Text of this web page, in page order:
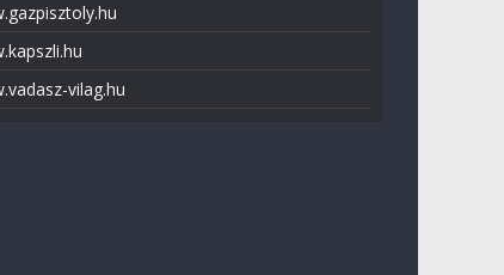
vilag.hu